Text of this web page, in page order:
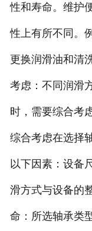
性和寿命。维护
性上有所不同。
更换润滑油和清
考虑：不同润滑
时，需要综合考
综合考虑在选择
以下因素：设备
滑方式与设备的
命：所选轴承类